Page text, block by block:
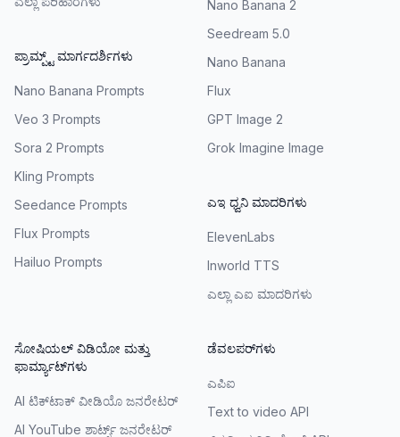
ಪ್ರಾಮ್ಪ್ಟ್ ಮಾರ್ಗದರ್ಶಿಗಳು
Nano Banana Prompts
Veo 3 Prompts
Sora 2 Prompts
Kling Prompts
Seedance Prompts
Flux Prompts
Hailuo Prompts
Nano Banana 2
Seedream 5.0
Nano Banana
Flux
GPT Image 2
Grok Imagine Image
ಎಇ ಧ್ವನಿ ಮಾದರಿಗಳು
ElevenLabs
Inworld TTS
ಎಲ್ಲಾ ಎಐ ಮಾದರಿಗಳು
ಸೋಷಿಯಲ್ ವಿಡಿಯೋ ಮತ್ತು
ಫಾರ್ಮ್ಯಾಟ್‌ಗಳು
AI ಟಿಕ್‌ಟಾಕ್ ವೀಡಿಯೊ ಜನರೇಟರ್
AI YouTube ಶಾರ್ಟ್ಸ್ ಜನರೇಟರ್
ಡೆವಲಪರ್‌ಗಳು
ಎಪಿಐ
Text to video API